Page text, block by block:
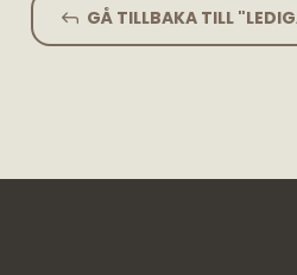
GÅ TILLBAKA TILL